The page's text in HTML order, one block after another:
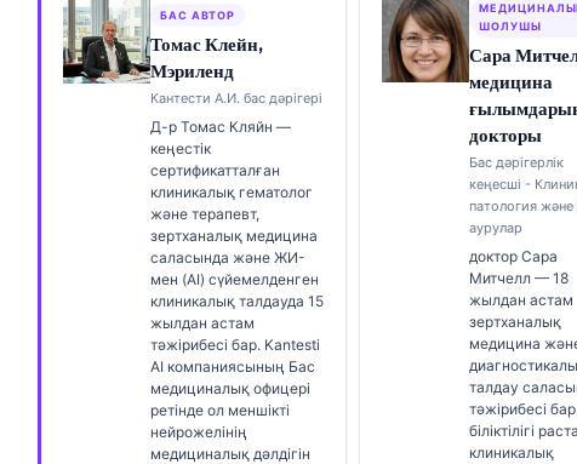
БАС АВТОР
Томас Клейн,
Мэриленд
Кантести А.И. бас дәрігері
Д-р Томас Кляйн —
кеңестік
сертификатталған
клиникалық гематолог
және терапевт,
зертханалық медицина
саласында және ЖИ-
мен (AI) сүйемелденген
клиникалық талдауда 15
жылдан астам
тәжірибесі бар. Kantesti
AI компаниясының Бас
медициналық офицері
ретінде ол меншікті
нейрожелінің
медициналық дәлдігін
ШОЛУШЫ
Сара
медицина
докторы
Бас дәрігерлік
кеңесші -
патология және
аурулар
доктор Сара
Митчелл — 18
жылдан астам
зертханалық
медицина
талдау
тәжірибесі
біліктілігі
клиникалық